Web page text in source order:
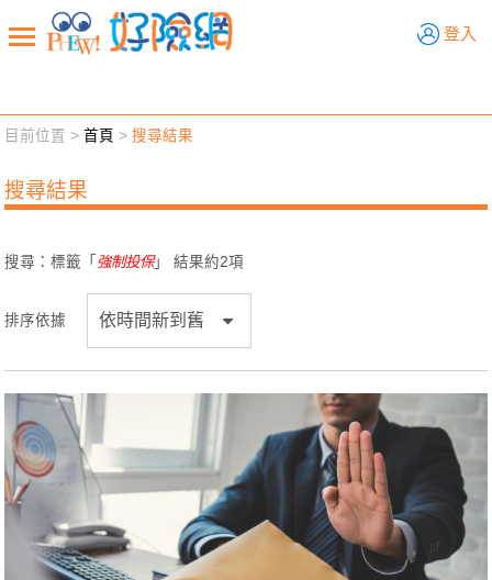
登入
新聞觀點 業務交流
退休先準備 好險學堂 輔銷工具 活動專區
目前位置 >首頁 >搜尋結果
搜尋結果
搜尋：標籤「 強制投保」 結果約2項
排序依據